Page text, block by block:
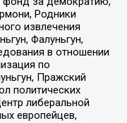
Родники
извлечения
Фалуньгун,
в отношении
по
Пражский
политических
либеральной
европейцев,